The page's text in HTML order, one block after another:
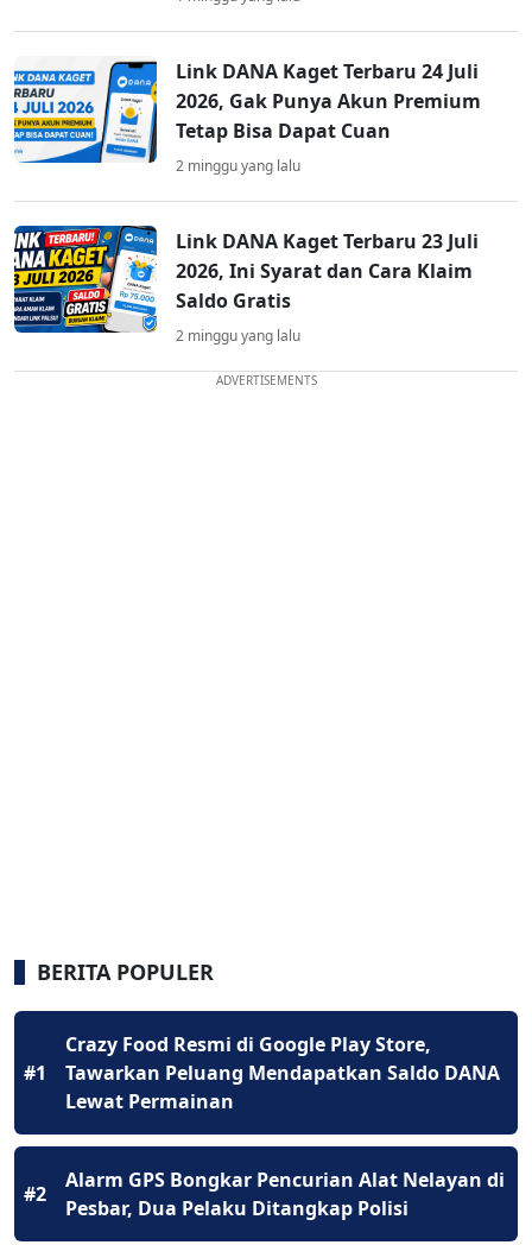
Link DANA Kaget Terbaru 24 Juli
2026, Gak Punya Akun Premium
Tetap Bisa Dapat Cuan
2 minggu yang lalu
Link DANA Kaget Terbaru 23 Juli
2026, Ini Syarat dan Cara Klaim
Saldo Gratis
2 minggu yang lalu
ADVERTISEMENTS
BERITA POPULER
#1
Crazy Food Resmi di Google Play Store,
Tawarkan Peluang Mendapatkan Saldo DANA
Lewat Permainan
#2
Alarm GPS Bongkar Pencurian Alat Nelayan di
Pesbar, Dua Pelaku Ditangkap Polisi